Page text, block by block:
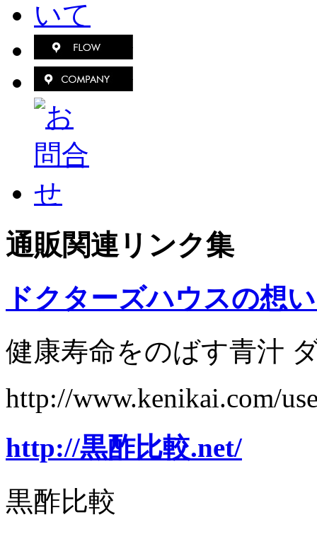
通販関連リンク集
ドクターズハウスの想
健康寿命をのばす青汁
http://www.kenikai.com/
http://黒酢比較.net/
黒酢比較